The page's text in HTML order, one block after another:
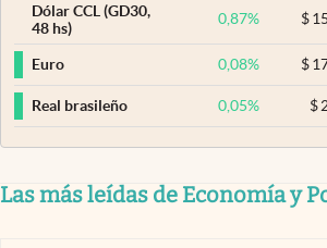
Dólar CCL (GD30,
48 hs)
0,87% $
Euro 0,08% $
Real brasileño 0,05% $
Las más leídas de Economía y